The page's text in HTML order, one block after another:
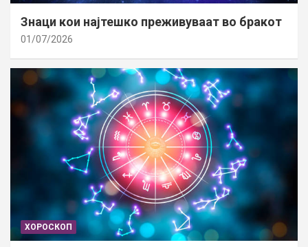
Знаци кои најтешко преживуваат во бракот
01/07/2026
ХОРОСКОП